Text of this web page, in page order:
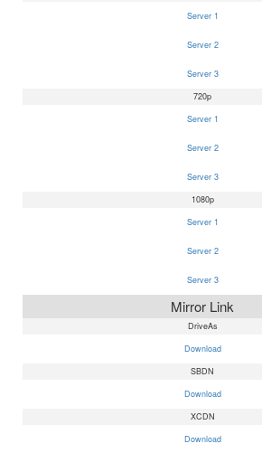
Server 1
Server 2
Server 3
720p
Server 1
Server 2
Server 3
1080p
Server 1
Server 2
Server 3
Mirror Link
DriveAs
Download
SBDN
Download
XCDN
Download